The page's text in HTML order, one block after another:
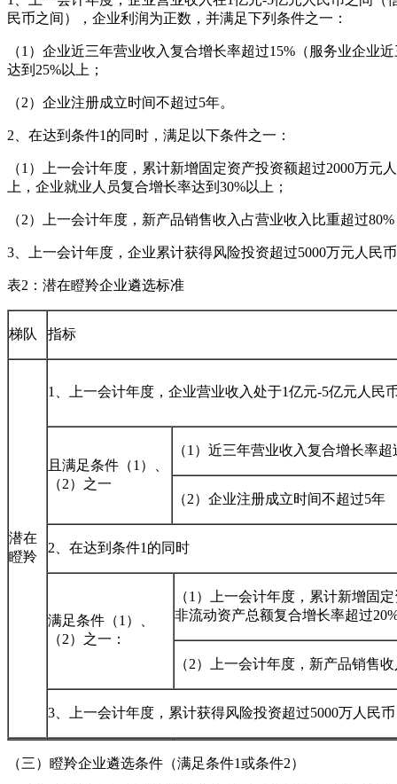
民币之间），企业利润为正数，并满足下列条件之一：
（1）企业近三年营业收入复合增长率超过15%（服务业企
达到25%以上；
（2）企业注册成立时间不超过5年。
2、在达到条件1的同时，满足以下条件之一：
（1）上一会计年度，累计新增固定资产投资额超过2000万
上，企业就业人员复合增长率达到30%以上；
（2）上一会计年度，新产品销售收入占营业收入比重超过
3、上一会计年度，企业累计获得风险投资超过5000万元人民
表2：潜在瞪羚企业遴选标准
梯队 指标
潜在
瞪羚
1、上一会计年度，企业营业收入处于1亿元-5亿元人民
且满足条件（1）、
（2）之一
（1）近三年营业收入复合增长率超
（2）企业注册成立时间不超过5年
2、在达到条件1的同时
满足条件（1）、
（2）之一：
（1）上一会计年度，累计新增固
非流动资产总额复合增长率超过
（2）上一会计年度，新产品销售
3、上一会计年度，累计获得风险投资超过5000万人民
（三）瞪羚企业遴选条件（满足条件1或条件2）